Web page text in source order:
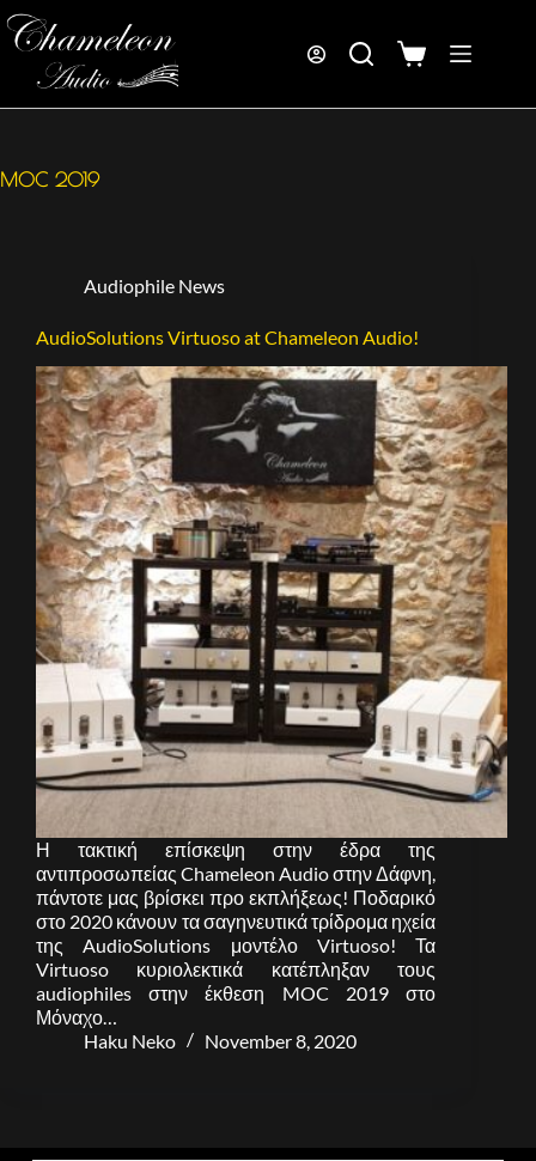
MOC 2019
Audiophile News
AudioSolutions Virtuoso at Chameleon Audio!
Η τακτική επίσκεψη στην έδρα της
αντιπροσωπείας Chameleon Audio στην Δάφνη,
πάντοτε μας βρίσκει προ εκπλήξεως! Ποδαρικό
στο 2020 κάνουν τα σαγηνευτικά τρίδρομα ηχεία
της AudioSolutions μοντέλο Virtuoso! Τα
Virtuoso κυριολεκτικά κατέπληξαν τους
audiophiles στην έκθεση MOC 2019 στο
Μόναχο…
Haku Neko
November 8, 2020